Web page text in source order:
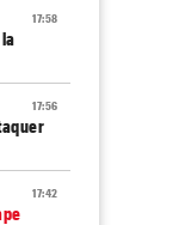
17:58
17:56
17:42